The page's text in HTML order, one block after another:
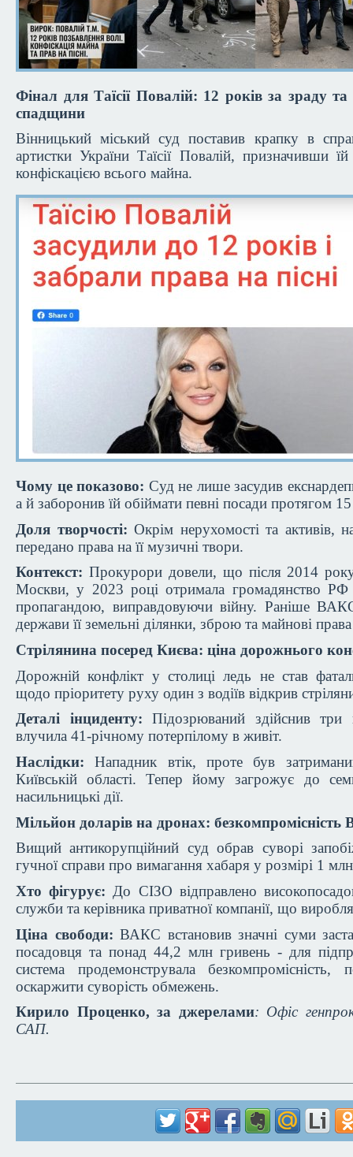
Фінал для Таїсії Повалій: 12 років за зраду та
спадщини
Вінницький міський суд поставив крапку в
артистки України Таїсії Повалій, призначивши
конфіскацією всього майна.
Чому це показово: Суд не лише засудив
а й заборонив їй обіймати певні посади протягом
Доля творчості: Окрім нерухомості та активів,
передано права на її музичні твори.
Контекст: Прокурори довели, що після 2014 року
Москви, у 2023 році отримала громадянство РФ
пропагандою, виправдовуючи війну. Раніше
держави її земельні ділянки, зброю та майнові
Стрілянина посеред Києва: ціна дорожнього
Дорожній конфлікт у столиці ледь не став
щодо пріоритету руху один з водіїв відкрив
Деталі інциденту: Підозрюваний здійснив три
влучила 41-річному потерпілому в живіт.
Наслідки: Нападник втік, проте був
Київській області. Тепер йому загрожує до
насильницькі дії.
Мільйон доларів на дронах:
Вищий антикорупційний суд обрав суворі
гучної справи про вимагання хабаря у розмірі 1
Хто фігурує: До СІЗО відправлено
служби та керівника приватної компанії, що
Ціна свободи: ВАКС встановив значні суми
посадовця та понад 44,2 млн гривень - для
система продемонструвала
оскаржити суворість обмежень.
Кирило Проценко, за джерелами: Офіс
САП.